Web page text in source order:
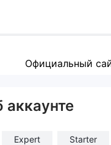
Официальный
Expert Starter